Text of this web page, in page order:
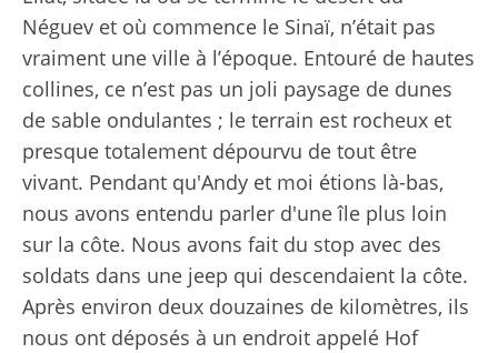
Néguev et où commence le Sinaï, n’était pas
vraiment une ville à l’époque. Entouré de hautes
collines, ce n’est pas un joli paysage de dunes
de sable ondulantes ; le terrain est rocheux et
presque totalement dépourvu de tout être
vivant. Pendant qu'Andy et moi étions là-bas,
nous avons entendu parler d'une île plus loin
sur la côte. Nous avons fait du stop avec des
soldats dans une jeep qui descendaient la côte.
Après environ deux douzaines de kilomètres, ils
nous ont déposés à un endroit appelé Hof